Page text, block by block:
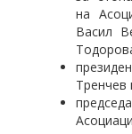
на
Васил
Тренчев